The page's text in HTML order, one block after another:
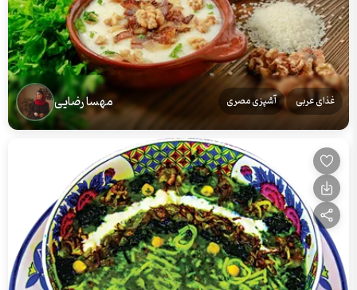
غذای عربی آشپزی مصری مهسا رضایی